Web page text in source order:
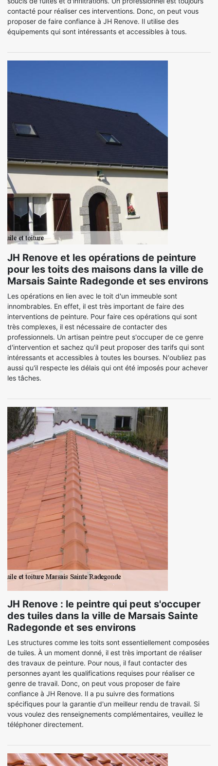
contacté pour réaliser ces interventions. Donc, on peut vous
proposer de faire confiance à JH Renove. Il utilise des
équipements qui sont intéressants et accessibles à tous.
JH Renove et les opérations de peinture
pour les toits des maisons dans la ville de
Marsais Sainte Radegonde et ses environs
Les opérations en lien avec le toit d'un immeuble sont
innombrables. En effet, il est très important de faire des
interventions de peinture. Pour faire ces opérations qui sont
très complexes, il est nécessaire de contacter des
professionnels. Un artisan peintre peut s'occuper de ce genre
d'intervention et sachez qu'il peut proposer des tarifs qui sont
intéressants et accessibles à toutes les bourses. N'oubliez pas
aussi qu'il respecte les délais qui ont été imposés pour achever
les tâches.
JH Renove : le peintre qui peut s'occuper
des tuiles dans la ville de Marsais Sainte
Radegonde et ses environs
Les structures comme les toits sont essentiellement composées
de tuiles. À un moment donné, il est très important de réaliser
des travaux de peinture. Pour nous, il faut contacter des
personnes ayant les qualifications requises pour réaliser ce
genre de travail. Donc, on peut vous proposer de faire
confiance à JH Renove. Il a pu suivre des formations
spécifiques pour la garantie d'un meilleur rendu de travail. Si
vous voulez des renseignements complémentaires, veuillez le
téléphoner directement.